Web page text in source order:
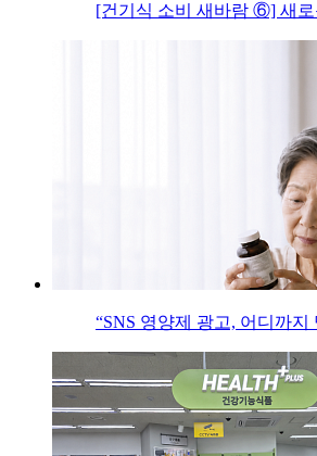
[건기식 소비 새바람 ⑥] 새로
“SNS 영양제 광고, 어디까지